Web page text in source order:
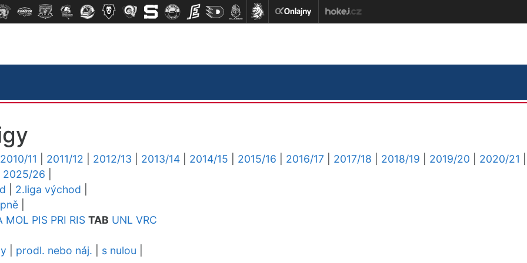
2010/11 2011/12 2012/13 2013/14 2014/15 2015/16 2016/17 2017/18 2018/19 2019/20 2020/21
2025/26
2.liga východ
MOL PIS PRI RIS TAB UNL VRC
prodl. nebo náj. s nulou